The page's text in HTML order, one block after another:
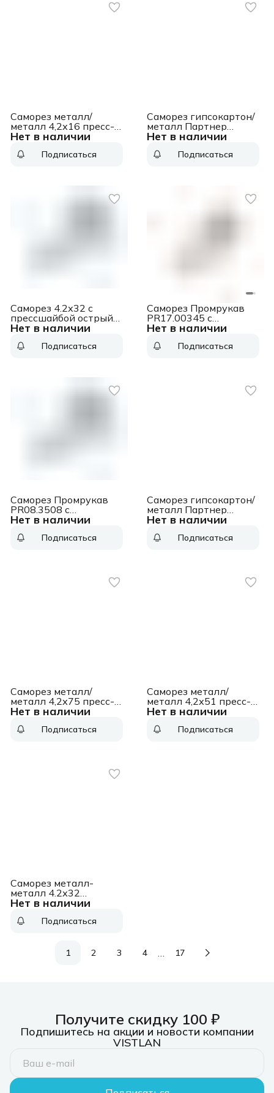
Нет в наличии
Саморез металл/
металл 4,2х16 пресс-
шайба острый
(12000шт)Подписаться
Нет в наличии
Саморез гипсокартон/
металл Партнер
3,5х51 черный (200шт)
Подписаться
Нет в наличии
Саморез 4.2х32 с
прессшайбой острый
цинк (уп.500шт)
Подписаться
Нет в наличии
Саморез Промрукав
PR17.00345 с
прессшайбой
4.2х32 (уп.100шт)
Подписаться
Нет в наличии
Саморез Промрукав
PR08.3508 с
прессшайбой 4.2х25
(уп.500шт)Подписаться
Нет в наличии
Саморез гипсокартон/
металл Партнер
4,2х90 черный (100шт)
Подписаться
Нет в наличии
Саморез металл/
металл 4,2х75 пресс-
шайба острый
(18000шт)Подписаться
Нет в наличии
Саморез металл/
металл 4,2х51 пресс-
шайба сверло
(3000шт)Подписаться
Нет в наличии
Саморез металл-
металл 4.2х32
прессшайба сверло
европодвесПодписаться
1 2 3 4 17
Получите скидку 100 ₽
Подпишитесь на акции и новости компании
VISTLAN